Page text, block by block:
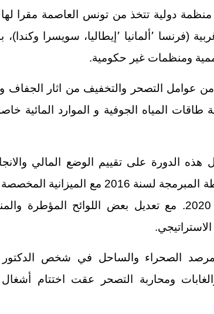
منظمة دولية تتخذ من تونس العاصمة مقرا
بلدا افريقيا وخمسة بلدان غربية (فرنسا ٬ألمانيا
ومنظمات غير حكومية.
عوامل التصحر والتخفيف من اثار الجفاف
المياه الجوفية و الموارد المائية
الدورة على تقييم الوضع المالي
منذ2012 ، و مناقشة الأنشطة المبرمجة لسنة
تم تحقيقه من استراتيجية 2020. مع تعديل بعض اللوائح
الصحراء والساحل في شخص الدكتور
ومحاربة التصحر عقت اختتام